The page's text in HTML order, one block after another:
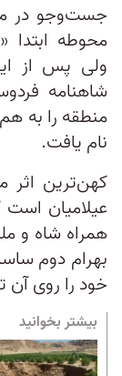
جست‌وجو در
محوطه ابتدا
ولی پس از
شاهنامه
منطقه را به
نام یافت.
کهن‌ترین اثر
عیلامیان است
همراه شاه و
بهرام دوم
خود را روی آن
بیشتر بخوانید